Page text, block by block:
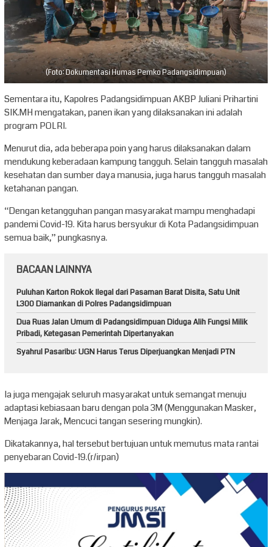
(Foto: Dokumentasi Humas Pemko Padangsidimpuan)
Sementara itu, Kapolres Padangsidimpuan AKBP Juliani Prihartini
SIK.MH mengatakan, panen ikan yang dilaksanakan ini adalah
program POLRI.
Menurut dia, ada beberapa poin yang harus dilaksanakan dalam
mendukung keberadaan kampung tangguh. Selain tangguh masalah
kesehatan dan sumber daya manusia, juga harus tangguh masalah
ketahanan pangan.
“Dengan ketangguhan pangan masyarakat mampu menghadapi
pandemi Covid-19. Kita harus bersyukur di Kota Padangsidimpuan
semua baik,” pungkasnya.
BACAAN LAINNYA
Puluhan Karton Rokok Ilegal dari Pasaman Barat Disita, Satu Unit
L300 Diamankan di Polres Padangsidimpuan
Dua Ruas Jalan Umum di Padangsidimpuan Diduga Alih Fungsi Milik
Pribadi, Ketegasan Pemerintah Dipertanyakan
Syahrul Pasaribu: UGN Harus Terus Diperjuangkan Menjadi PTN
Ia juga mengajak seluruh masyarakat untuk semangat menuju
adaptasi kebiasaan baru dengan pola 3M (Menggunakan Masker,
Menjaga Jarak, Mencuci tangan sesering mungkin).
Dikatakannya, hal tersebut bertujuan untuk memutus mata rantai
penyebaran Covid-19.(r/irpan)